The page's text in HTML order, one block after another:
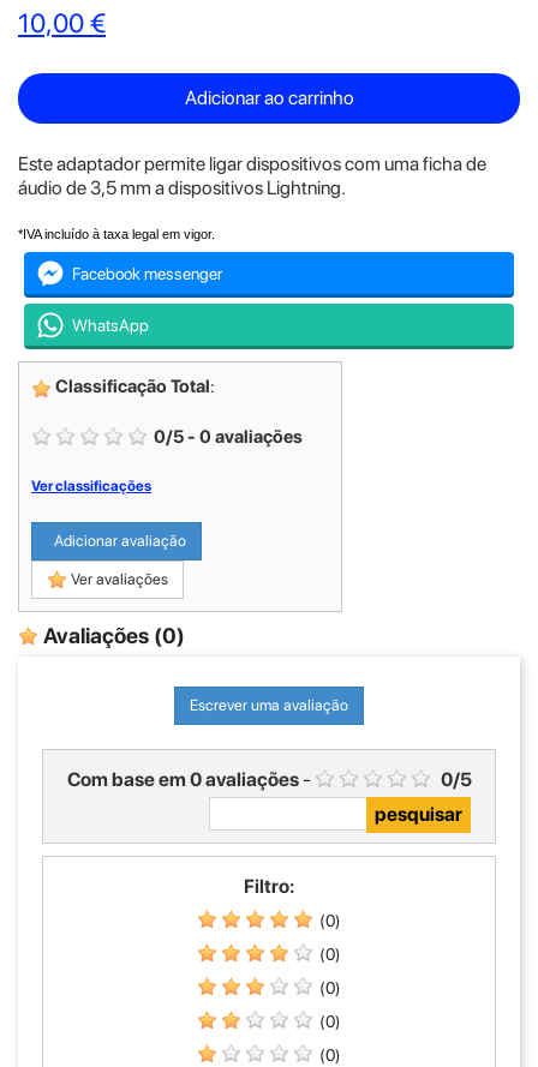
10,00 €
Adicionar ao carrinho
Este adaptador permite ligar dispositivos com uma ficha de
áudio de 3,5 mm a dispositivos Lightning.
*IVA incluído à taxa legal em vigor.
Facebook messenger
WhatsApp
Classificação Total:
0/5 - 0 avaliações
Ver classificações
Adicionar avaliação
Ver avaliações
Avaliações (0)
Escrever uma avaliação
Com base em 0avaliações- 0/5
Filtro:
(0)
(0)
(0)
(0)
(0)